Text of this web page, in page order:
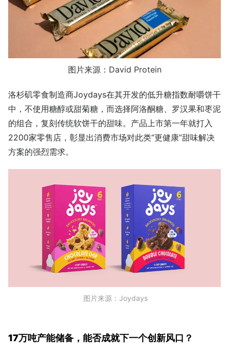
图片来源：David Protein
洛杉矶零食制造商Joydays在其开发的低升糖指数耐嚼饼干
中，不使用糖醇或甜菊糖，而选择阿洛酮糖、罗汉果和枣泥
的组合，复刻传统软饼干的甜味。产品上市第一年就打入
2200家零售店，彰显出消费市场对此类“更健康”甜味解决
方案的强烈需求。
图片来源：Joydays
17万吨产能储备，能否成就下一个创新风口？